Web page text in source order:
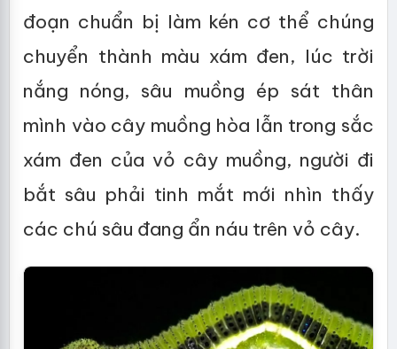
đoạn chuẩn bị làm kén cơ thể chúng
chuyển thành màu xám đen, lúc trời
nắng nóng, sâu muồng ép sát thân
mình vào cây muồng hòa lẫn trong sắc
xám đen của vỏ cây muồng, người đi
bắt sâu phải tinh mắt mới nhìn thấy
các chú sâu đang ẩn náu trên vỏ cây.